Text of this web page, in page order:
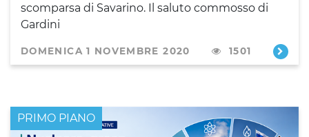
scomparsa di Savarino. Il saluto commosso di
Gardini
DOMENICA 1 NOVEMBRE 2020 1501
PRIMO PIANO